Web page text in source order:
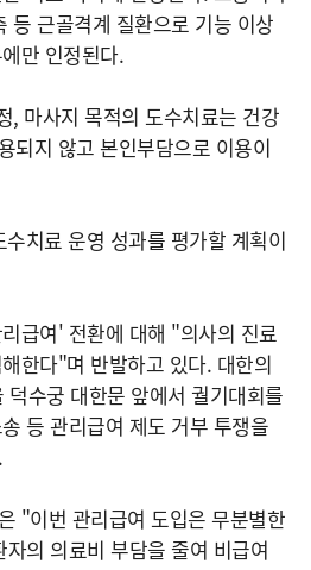
등 근골격계 질환으로 기능 이상
만 인정된다.
, 마사지 목적의 도수치료는 건강
되지 않고 본인부담으로 이용이
치료 운영 성과를 평가할 계획이
급여' 전환에 대해 "의사의 진료
한다"며 반발하고 있다. 대한의
덕수궁 대한문 앞에서 궐기대회를
등 관리급여 제도 거부 투쟁을
"이번 관리급여 도입은 무분별한
의 의료비 부담을 줄여 비급여